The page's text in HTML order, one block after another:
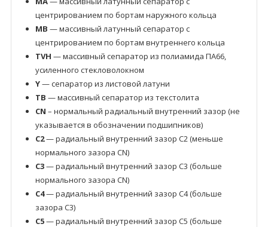
центрированием по бортам наружного кольца
MB — массивный латунный сепаратор с
центрированием по бортам внутреннего кольца
TVH — массивный сепаратор из полиамида ПА66,
усиленного стекловолокном
Y— сепаратор из листовой латуни
TB — массивный сепаратор из текстолита
CN – нормальный радиальный внутренний зазор (не
указывается в обозначении подшипников)
C2— радиальный внутренний зазор C2 (меньше
нормального зазора CN)
C3— радиальный внутренний зазор C3 (больше
нормального зазора CN)
C4— радиальный внутренний зазор C4 (больше
зазора C3)
C5— радиальный внутренний зазор C5 (больше